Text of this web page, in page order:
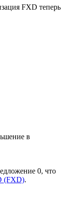
FXD теперь
в
0, что
(FXD).